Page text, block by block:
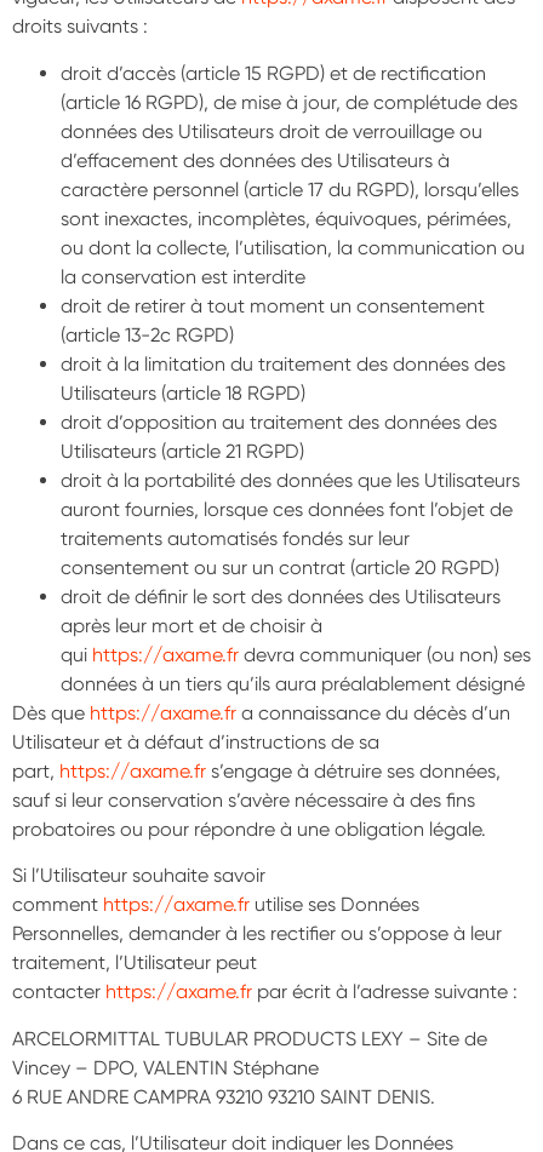
droits suivants :
droit d’accès (article 15 RGPD) et de rectification
(article 16 RGPD), de mise à jour, de complétude des
données des Utilisateurs droit de verrouillage ou
d’effacement des données des Utilisateurs à
caractère personnel (article 17 du RGPD), lorsqu’elles
sont inexactes, incomplètes, équivoques, périmées,
ou dont la collecte, l’utilisation, la communication ou
la conservation est interdite
droit de retirer à tout moment un consentement
(article 13-2c RGPD)
droit à la limitation du traitement des données des
Utilisateurs (article 18 RGPD)
droit d’opposition au traitement des données des
Utilisateurs (article 21 RGPD)
droit à la portabilité des données que les Utilisateurs
auront fournies, lorsque ces données font l’objet de
traitements automatisés fondés sur leur
consentement ou sur un contrat (article 20 RGPD)
droit de définir le sort des données des Utilisateurs
après leur mort et de choisir à
qui https://axame.fr devra communiquer (ou non) ses
données à un tiers qu’ils aura préalablement désigné
Dès que https://axame.fr a connaissance du décès d’un
Utilisateur et à défaut d’instructions de sa
part, https://axame.fr s’engage à détruire ses données,
sauf si leur conservation s’avère nécessaire à des fins
probatoires ou pour répondre à une obligation légale.
Si l’Utilisateur souhaite savoir
comment https://axame.fr utilise ses Données
Personnelles, demander à les rectifier ou s’oppose à leur
traitement, l’Utilisateur peut
contacter https://axame.fr par écrit à l’adresse suivante :
ARCELORMITTAL TUBULAR PRODUCTS LEXY – Site de
Vincey – DPO, VALENTIN Stéphane
6 RUE ANDRE CAMPRA 93210 93210 SAINT DENIS.
Dans ce cas, l’Utilisateur doit indiquer les Données